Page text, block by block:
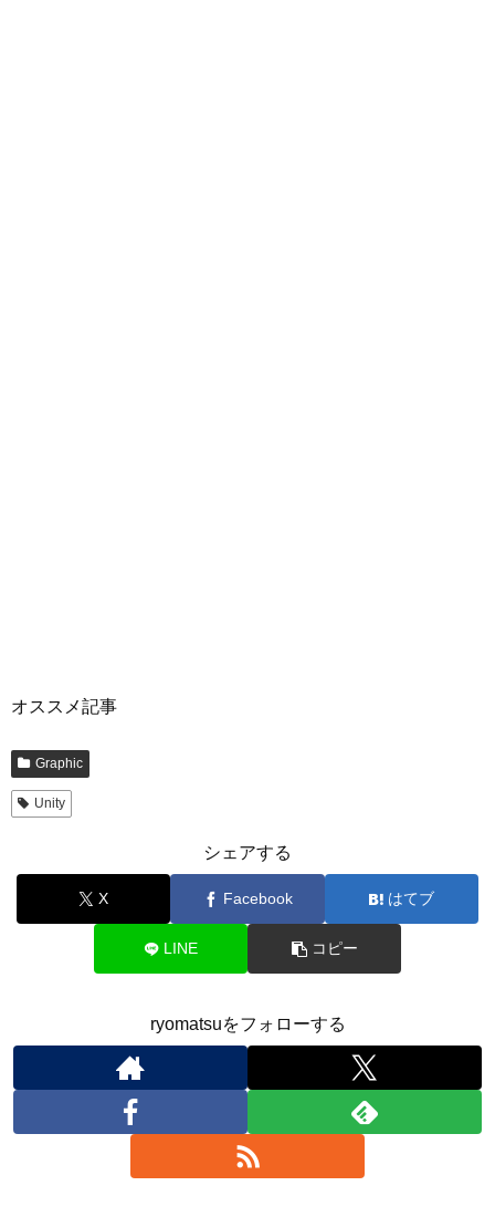
オススメ記事
Graphic
Unity
シェアする
X Facebook はてブ
LINE コピー
ryomatsuをフォローする